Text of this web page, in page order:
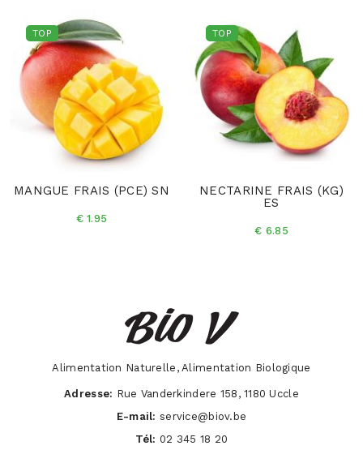
TOP
MANGUE FRAIS (PCE) SN
€ 1.95
TOP
NECTARINE FRAIS (KG)
ES
€ 6.85
Alimentation Naturelle, Alimentation Biologique
Adresse: Rue Vanderkindere 158, 1180 Uccle
E-mail: service@biov.be
Tél: 02 345 18 20